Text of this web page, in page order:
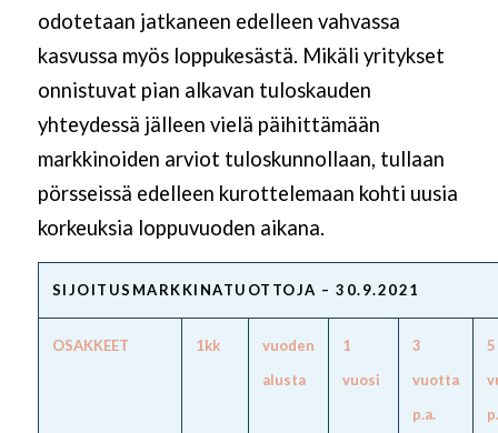
odotetaan jatkaneen edelleen vahvassa
kasvussa myös loppukesästä. Mikäli yritykset
onnistuvat pian alkavan tuloskauden
yhteydessä jälleen vielä päihittämään
markkinoiden arviot tuloskunnollaan, tullaan
pörsseissä edelleen kurottelemaan kohti uusia
korkeuksia loppuvuoden aikana.
SIJOITUSMARKKINATUOTTOJA – 30.9.2021
OSAKKEET 1kk
vuoden
alusta
1
vuosi
3
vuotta
p.a.
5